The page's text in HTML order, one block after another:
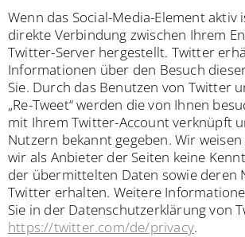
Wenn das Social-Media-Element aktiv
direkte Verbindung zwischen Ihrem
Twitter-Server hergestellt. Twitter
Informationen über den Besuch
Sie. Durch das Benutzen von Twitter
„Re-Tweet“ werden die von Ihnen
mit Ihrem Twitter-Account verknüpft
Nutzern bekannt gegeben. Wir
wir als Anbieter der Seiten keine
der übermittelten Daten sowie deren
Twitter erhalten. Weitere
Sie in der Datenschutzerklärung von
https://twitter.com/de/privacy.